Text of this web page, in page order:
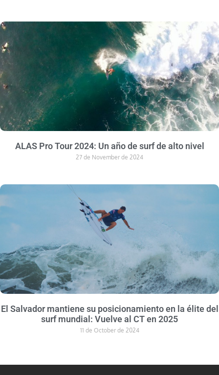
ALAS Pro Tour 2024: Un año de surf de alto nivel
27 de November de 2024
El Salvador mantiene su posicionamiento en la élite del
surf mundial: Vuelve al CT en 2025
11 de October de 2024